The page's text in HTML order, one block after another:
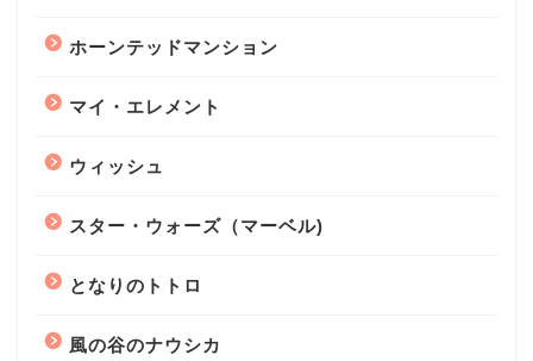
ホーンテッドマンション
マイ・エレメント
ウィッシュ
スター・ウォーズ（マーベル)
となりのトトロ
風の谷のナウシカ